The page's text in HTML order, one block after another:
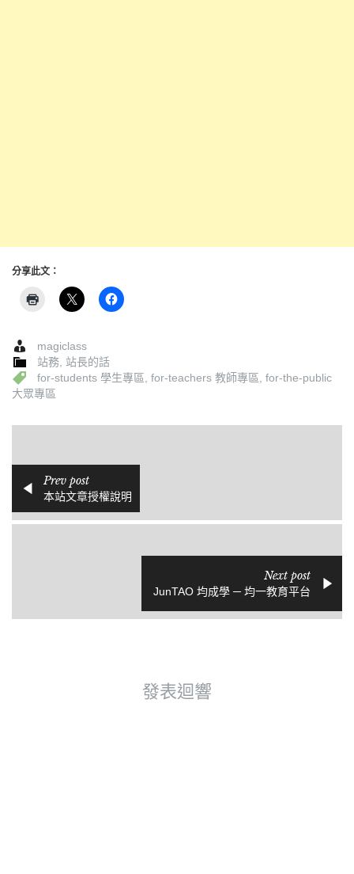
分享此文：
magiclass
站務 站長的話
for-students 學生專區 for-teachers 教師專區 for-the-public
大眾專區
Prev post
本站文章授權說明
Next post
JunTAO 均成學 ─ 均一教育平台
發表迴響